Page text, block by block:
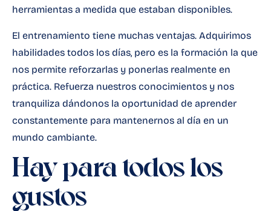
herramientas a medida que estaban disponibles.
El entrenamiento tiene muchas ventajas. Adquirimos
habilidades todos los días, pero es la formación la que
nos permite reforzarlas y ponerlas realmente en
práctica. Refuerza nuestros conocimientos y nos
tranquiliza dándonos la oportunidad de aprender
constantemente para mantenernos al día en un
mundo cambiante.
Hay para todos los
gustos